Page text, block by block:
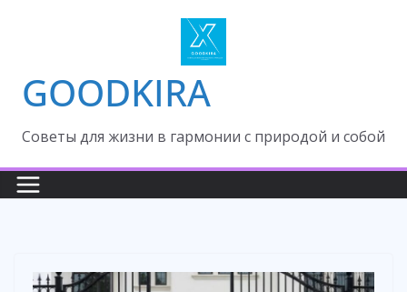
GOODKIRA
Cоветы для жизни в гармонии с природой и собой